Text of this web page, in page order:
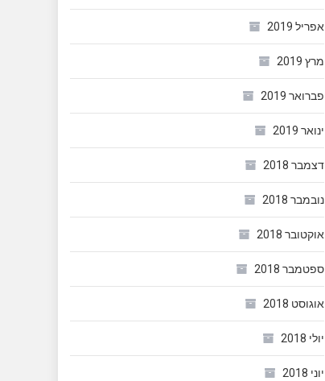
אפריל 2019
מרץ 2019
פברואר 2019
ינואר 2019
דצמבר 2018
נובמבר 2018
אוקטובר 2018
ספטמבר 2018
אוגוסט 2018
יולי 2018
יוני 2018